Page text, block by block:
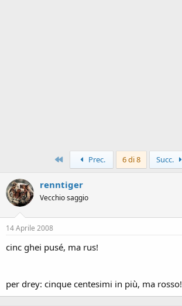
Primo Prec. 6 di 8 Succ.
renntiger
Vecchio saggio
14 Aprile 2008
cinc ghei pusé, ma rus!
per drey: cinque centesimi in più, ma rosso!